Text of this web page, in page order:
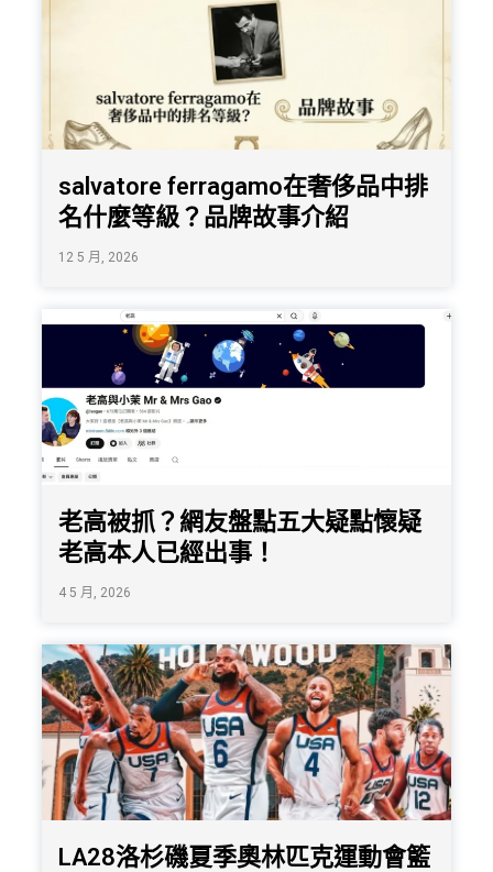
salvatore ferragamo在奢侈品中排
名什麼等級？品牌故事介紹
12 5 月, 2026
老高被抓？網友盤點五大疑點懷疑
老高本人已經出事！
4 5 月, 2026
LA28洛杉磯夏季奧林匹克運動會籃